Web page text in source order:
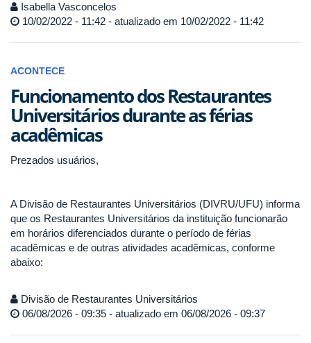
Isabella Vasconcelos
10/02/2022 - 11:42 - atualizado em 10/02/2022 - 11:42
ACONTECE
Funcionamento dos Restaurantes
Universitários durante as férias
acadêmicas
Prezados usuários,
A Divisão de Restaurantes Universitários (DIVRU/UFU) informa
que os Restaurantes Universitários da instituição funcionarão
em horários diferenciados durante o período de férias
acadêmicas e de outras atividades acadêmicas, conforme
abaixo:
Divisão de Restaurantes Universitários
06/08/2026 - 09:35 - atualizado em 06/08/2026 - 09:37